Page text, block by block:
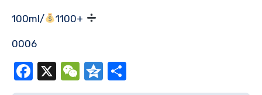
100ml/ 1100+
0006
Facebook
X WeChat
Qzone
享